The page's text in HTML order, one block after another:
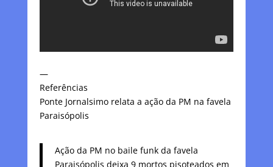
—
Referências
Ponte Jornalsimo relata a ação da PM na favela
Paraisópolis
Ação da PM no baile funk da favela
Paraisópolis deixa 9 mortos pisoteados em